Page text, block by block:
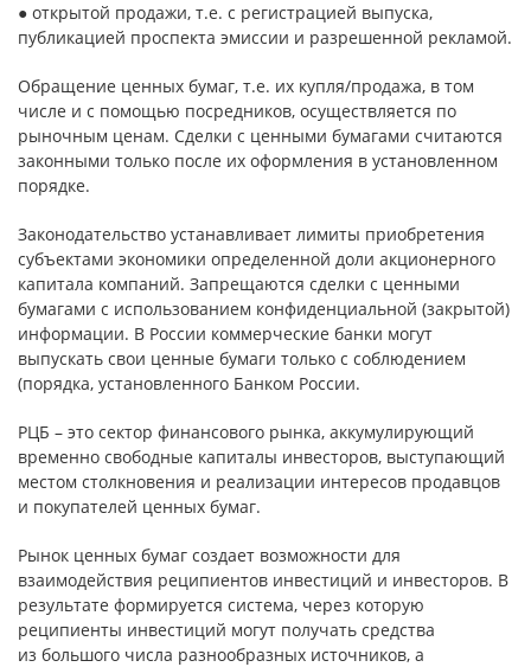
● открытой продажи, т.е. с регистрацией выпуска,
публикацией проспекта эмиссии и разрешенной рекламой.
Обращение ценных бумаг, т.е. их купля/продажа, в том
числе и с помощью посредников, осуществляется по
рыночным ценам. Сделки с ценными бумагами считаются
законными только после их оформления в установленном
порядке.
Законодательство устанавливает лимиты приобретения
субъектами экономики определенной доли акционерного
капитала компаний. Запрещаются сделки с ценными
бумагами с использованием конфиденциальной (закрытой)
информации. В России коммерческие банки могут
выпускать свои ценные бумаги только с соблюдением
(порядка, установленного Банком России.
РЦБ – это сектор финансового рынка, аккумулирующий
временно свободные капиталы инвесторов, выступающий
местом столкновения и реализации интересов продавцов
и покупателей ценных бумаг.
Рынок ценных бумаг создает возможности для
взаимодействия реципиентов инвестиций и инвесторов. В
результате формируется система, через которую
реципиенты инвестиций могут получать средства
из большого числа разнообразных источников, а